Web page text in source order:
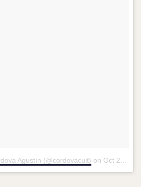
Agustín (@cordovacuit) on Oct 23, 2016 at 1:38am PDT